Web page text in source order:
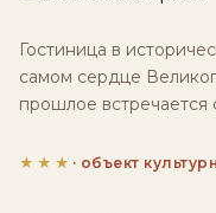
Гостиница в
самом сердце
прошлое встречается
★★★ · объект